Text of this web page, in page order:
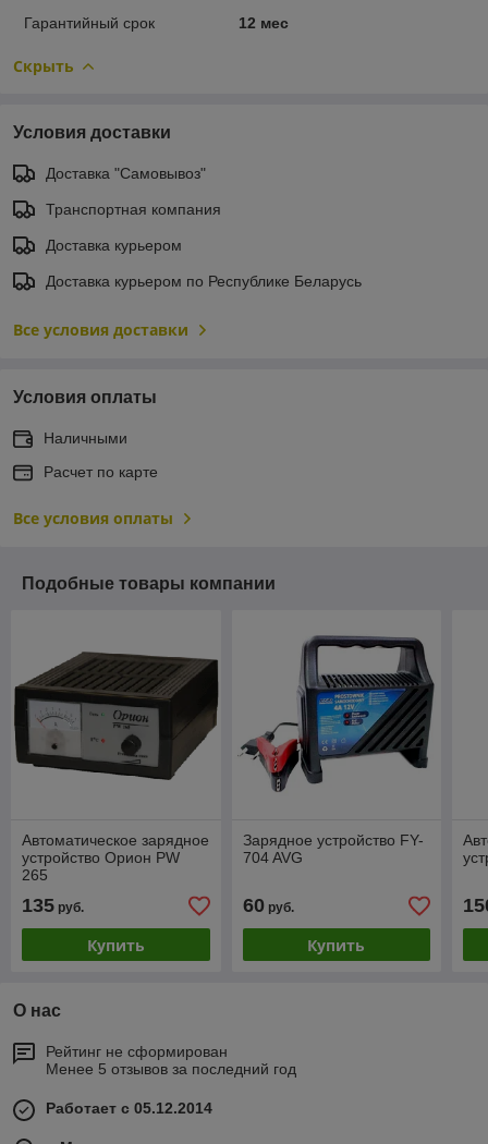
Гарантийный срок
12 мес
Скрыть
Условия доставки
Доставка "Самовывоз"
Транспортная компания
Доставка курьером
Доставка курьером по Республике Беларусь
Все условия доставки
Условия оплаты
Наличными
Расчет по карте
Все условия оплаты
Подобные товары компании
Автоматическое зарядное
устройство Орион PW
265
135 руб.
Купить
Зарядное устройство FY-
704 AVG
60руб.
Купить
О нас
Рейтинг не сформирован
Менее 5 отзывов за последний год
Работает с 05.12.2014